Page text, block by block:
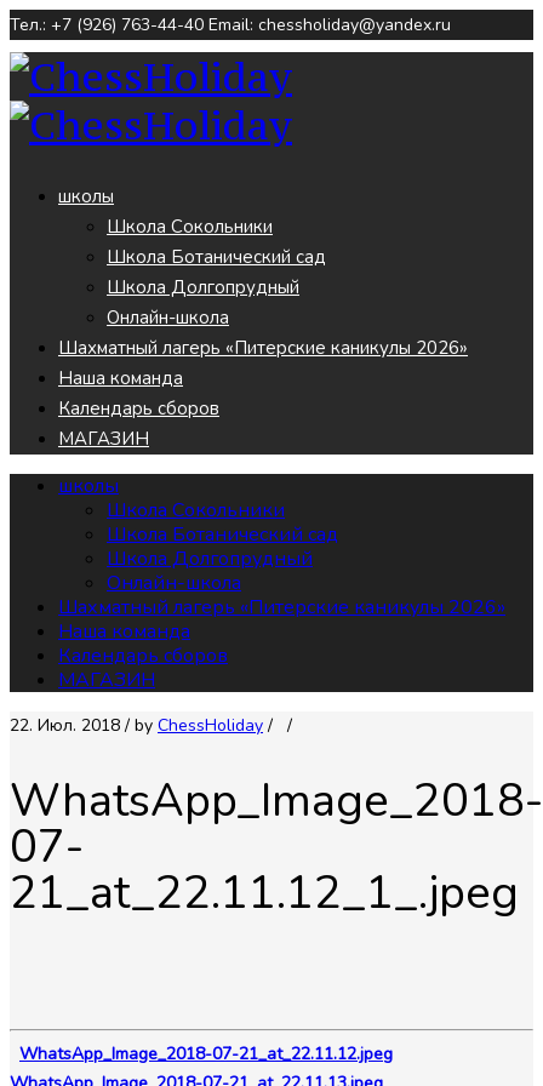
Тел.: +7 (926) 763-44-40 Email: chessholiday@yandex.ru
школы
Школа Сокольники
Школа Ботанический сад
Школа Долгопрудный
Онлайн-школа
Шахматный лагерь «Питерские каникулы 2026»
Наша команда
Календарь сборов
МАГАЗИН
школы
Школа Сокольники
Школа Ботанический сад
Школа Долгопрудный
Онлайн-школа
Шахматный лагерь «Питерские каникулы 2026»
Наша команда
Календарь сборов
МАГАЗИН
22. Июл. 2018 / by СhessHoliday / /
WhatsApp_Image_2018-
07-
21_at_22.11.12_1_.jpeg
WhatsApp_Image_2018-07-21_at_22.11.12.jpeg